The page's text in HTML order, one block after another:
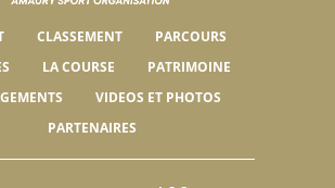
CLASSEMENT
PARCOURS
LA COURSE
PATRIMOINE
VIDEOS ET PHOTOS
PARTENAIRES